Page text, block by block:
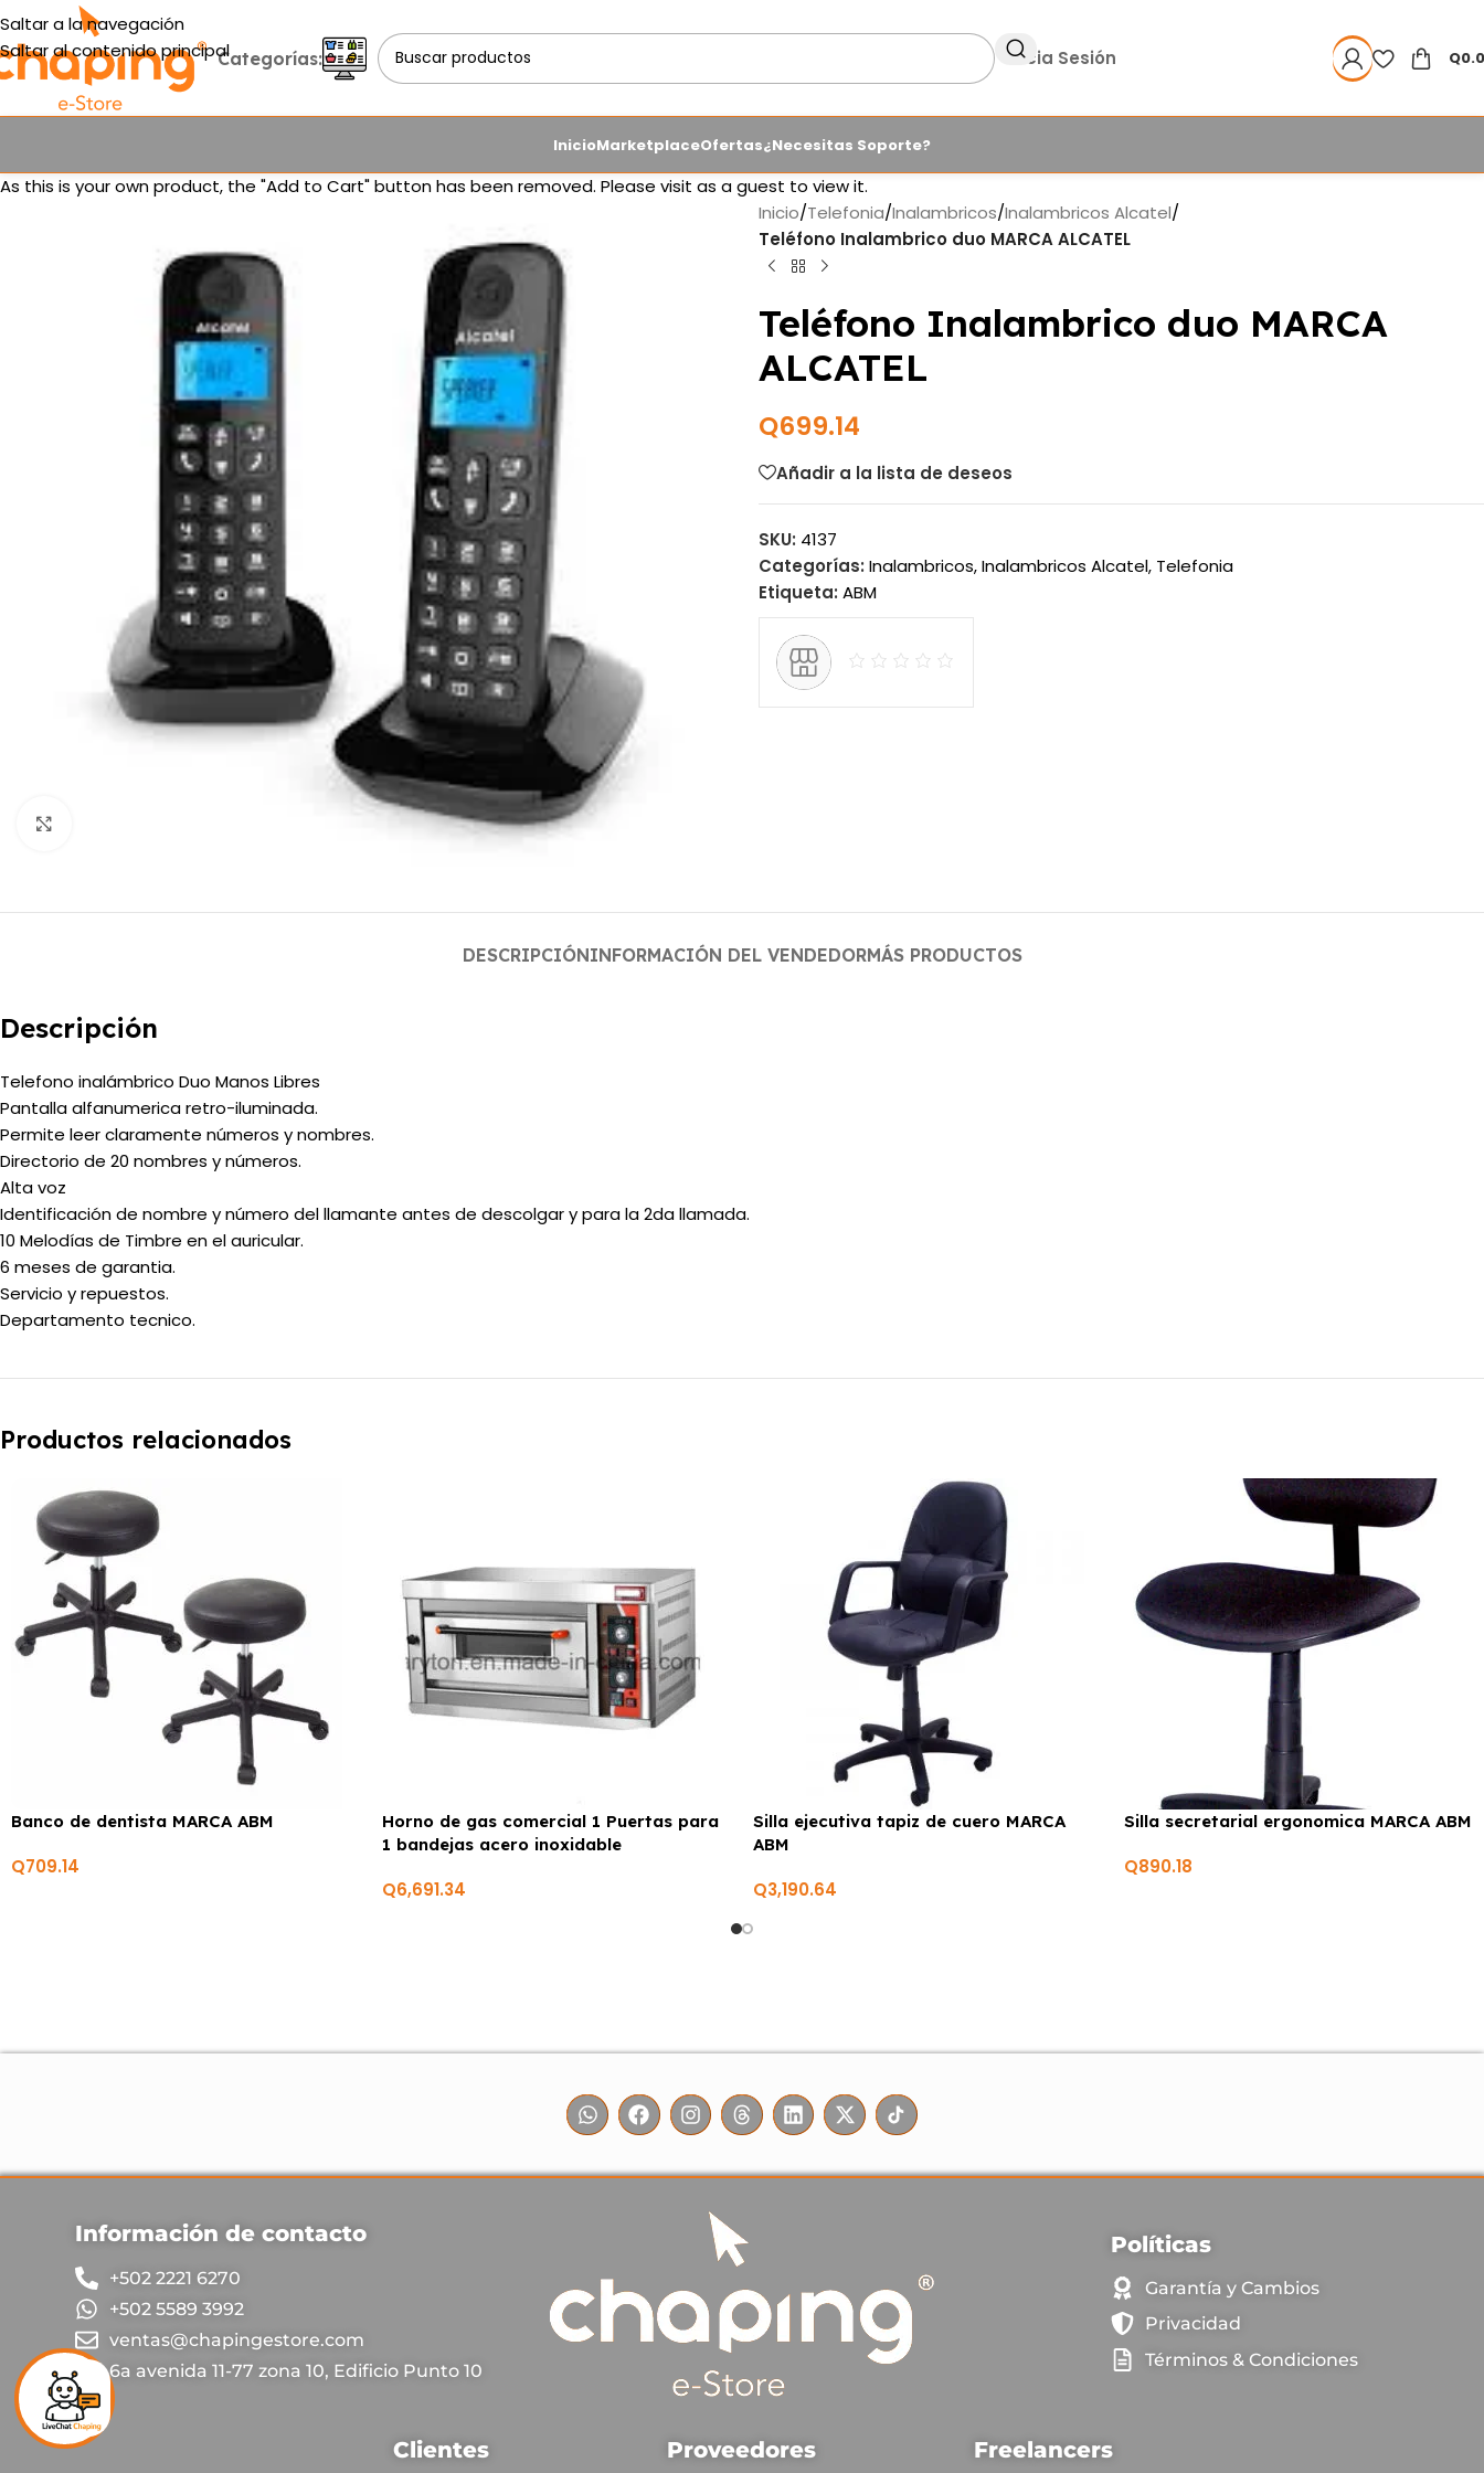
Saltar a la navegación
Saltar al contenido principalCategorías: Inicia Sesión Q
InicioMarketplaceOfertas¿Necesitas Soporte?
As this is your own product, the "Add to Cart" button has been removed. Please visit as a guest to view it.
Inicio/Telefonia/Inalambricos/Inalambricos Alcatel/
Teléfono Inalambrico duo MARCA ALCATEL
Teléfono Inalambrico duo MARCA
ALCATEL
Q699.14
Añadir a la lista de deseos
SKU: 4137
Categorías: Inalambricos,Inalambricos Alcatel, Telefonia
Etiqueta: ABM
DESCRIPCIÓNINFORMACIÓN DEL VENDEDORMÁS PRODUCTOS
Descripción
Telefono inalámbrico Duo Manos Libres
Pantalla alfanumerica retro-iluminada.
Permite leer claramente números y nombres.
Directorio de 20 nombres y números.
Alta voz
Identificación de nombre y número del llamante antes de descolgar y para la 2da llamada.
10 Melodías de Timbre en el auricular.
6 meses de garantia.
Servicio y repuestos.
Departamento tecnico.
Productos relacionados
Banco de dentista MARCA ABM
Q709.14
Horno de gas comercial 1 Puertas para
1 bandejas acero inoxidable
Q6,691.34
Silla ejecutiva tapiz de cuero MARCA
ABM
Q3,190.64
Silla secretarial ergonomica MARCA ABM
Q890.18
Información de contacto
+502 2221 6270
+502 5589 3992
ventas@chapingestore.com
6a avenida 11-77 zona 10, Edificio Punto 10
Políticas
Garantía y Cambios
Privacidad
Términos & Condiciones
Clientes Proveedores Freelancers